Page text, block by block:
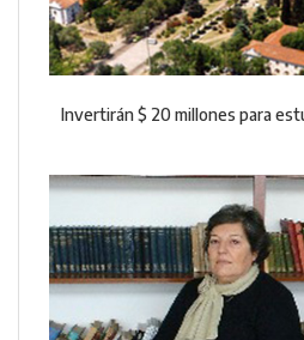
Invertirán $ 20 millones para